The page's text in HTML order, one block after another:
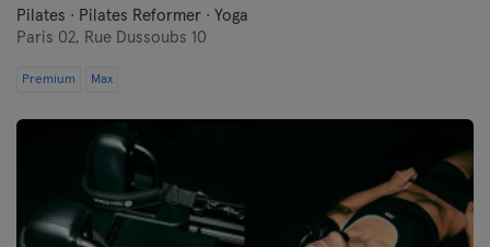
Pilates · Pilates Reformer · Yoga
Paris 02, Rue Dussoubs 10
Premium Max